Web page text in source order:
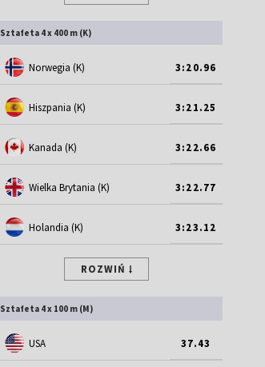
Sztafeta 4 x 400 m (K)
Norwegia (K) 3:20.96
Hiszpania (K) 3:21.25
Kanada (K) 3:22.66
Wielka Brytania (K) 3:22.77
Holandia (K) 3:23.12
ROZWIŃ
Sztafeta 4 x 100 m (M)
USA 37.43